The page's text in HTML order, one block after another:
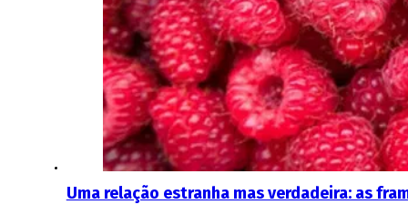
Uma relação estranha mas verdadeira: as